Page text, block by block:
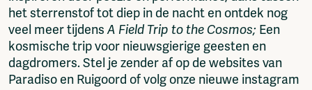
het sterrenstof tot diep in de nacht en ontdek nog
veel meer tijdensA Field Trip to the Cosmos; Een
kosmische trip voor nieuwsgierige geesten en
dagdromers. Stel je zender af op de websites van
Paradiso en Ruigoord of volg onze nieuwe instagram